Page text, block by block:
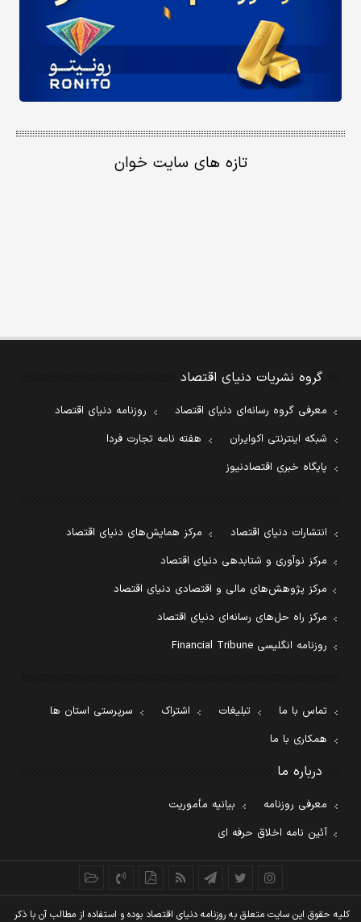
تازه های سایت خوان
گروه نشریات دنیای اقتصاد
معرفی گروه رسانه‌ای دنیای اقتصاد
روزنامه دنیای اقتصاد
شبکه اینترنتی اکوایران
هفته نامه تجارت فردا
پایگاه خبری اقتصادنیوز
انتشارات دنیای اقتصاد
مرکز همایش‌های دنیای اقتصاد
مرکز نوآوری و شتابدهی دنیای اقتصاد
مرکز پژوهش‌های مالی و اقتصادی دنیای اقتصاد
مرکز راه حل‌های رسانه‌ای دنیای اقتصاد
روزنامه انگلیسی Financial Tribune
تماس با ما تبلیغات اشتراک
سرپرستی استان ها
همکاری با ما
درباره ما
معرفی روزنامه
بیانیه مأموریت
آئین نامه اخلاق حرفه ای
کليه حقوق اين سايت متعلق به روزنامه دنيای اقتصاد بوده و استفاده از مطالب آن با ذکر